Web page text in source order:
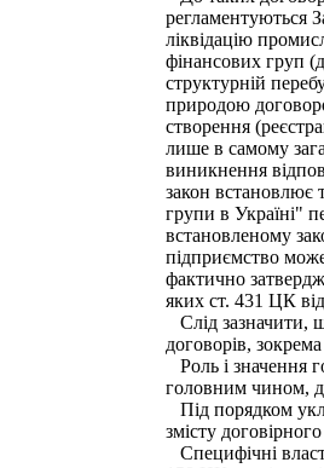
регламентуються
ліквідацію
фінансових груп
структурній
природою
створення
лише в самому
виникнення
закон встановлює
групи в Україні"
встановленому
підприємство
фактично
яких ст. 431 ЦК
Слід зазначити,
договорів,
Роль і значення
головним чином,
Під порядком
змісту
Специфічні